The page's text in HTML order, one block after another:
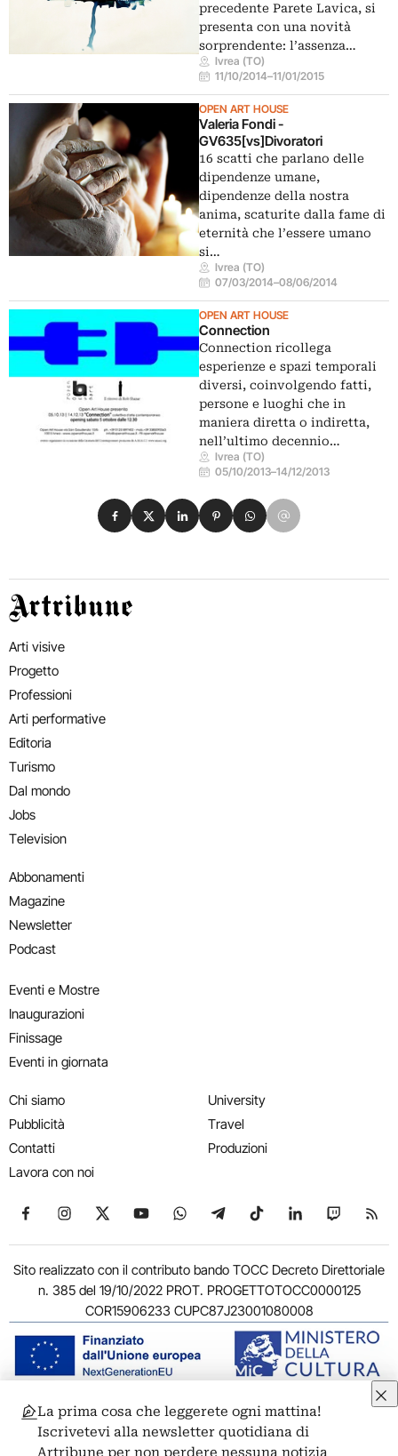
precedente Parete Lavica, si
presenta con una novità
sorprendente: l’assenza…
Ivrea (TO)
11/10/2014–11/01/2015
OPEN ART HOUSE
Valeria Fondi -
GV635[vs]Divoratori
16 scatti che parlano delle
dipendenze umane,
dipendenze della nostra
anima, scaturite dalla fame di
eternità che l’essere umano
si…
Ivrea (TO)
07/03/2014–08/06/2014
OPEN ART HOUSE
Connection
Connection ricollega
esperienze e spazi temporali
diversi, coinvolgendo fatti,
persone e luoghi che in
maniera diretta o indiretta,
nell’ultimo decennio…
Ivrea (TO)
05/10/2013–14/12/2013
Condividi su Facebook
Condividi su X
Condividi su LinkedIn
Condividi su Pinterest
Condividi su WhatsApp
Condividi su Email
Artribune
Arti visive
Progetto
Professioni
Arti performative
Editoria
Turismo
Dal mondo
Jobs
Television
Abbonamenti
Magazine
Newsletter
Podcast
Eventi e Mostre
Inaugurazioni
Finissage
Eventi in giornata
Chi siamo
Pubblicità
Contatti
Lavora con noi
University
Travel
Produzioni
Seguici su Facebook
Seguici su Instagram
Seguici su X
Seguici su YouTube
Seguici su WhatsApp
Seguici su Telegram
Seguici su TikTok
Seguici su
Seguici
Sito realizzato con il contributo bando TOCC Decreto Direttoriale
n. 385 del 19/10/2022 PROT. PROGETTOTOCC0000125
COR15906233 CUPC87J23001080008
© 2011-2026 ARTRIBUNE srl – Corso Vittorio Emanuele II, 287 –
00186 Roma - P.I. 11381581005
La prima cosa che leggerete ogni mattina!
Iscrivetevi alla newsletter quotidiana di
Artribune per non perdere nessuna notizia